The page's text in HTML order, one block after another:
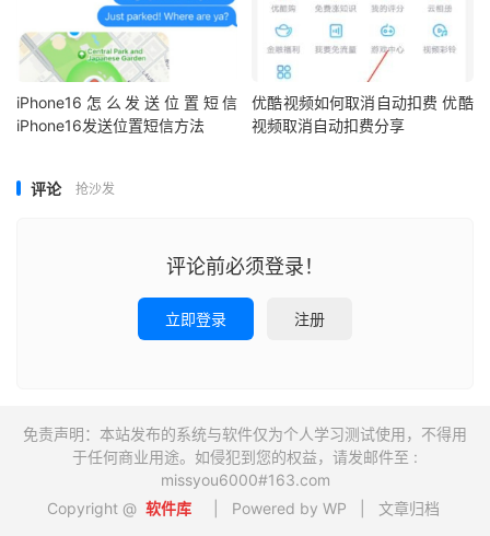
iPhone16怎么发送位置短信
iPhone16发送位置短信方法
优酷视频如何取消自动扣费 优酷
视频取消自动扣费分享
评论 抢沙发
评论前必须登录！
立即登录 注册
免责声明：本站发布的系统与软件仅为个人学习测试使用，不得用
于任何商业用途。如侵犯到您的权益，请发邮件至 :
missyou6000#163.com
Copyright @ 软件库 | Powered by WP | 文章归档